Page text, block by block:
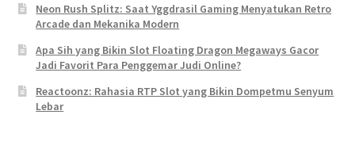
Neon Rush Splitz: Saat Yggdrasil Gaming Menyatukan Retro
Arcade dan Mekanika Modern
Apa Sih yang Bikin Slot Floating Dragon Megaways Gacor
Jadi Favorit Para Penggemar Judi Online?
Reactoonz: Rahasia RTP Slot yang Bikin Dompetmu Senyum
Lebar